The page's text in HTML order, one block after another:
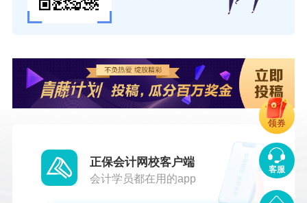
点击了解银行从业课程>>
点击了解CFA特许金融分析师>>
正保会计网校客户端
会计学员都在用的app
客服
领券